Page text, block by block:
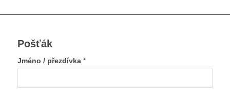
Pošťák
Jméno / přezdívka *